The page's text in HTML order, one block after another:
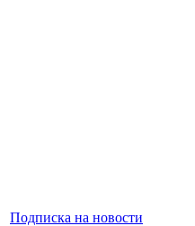
Подписка на новости